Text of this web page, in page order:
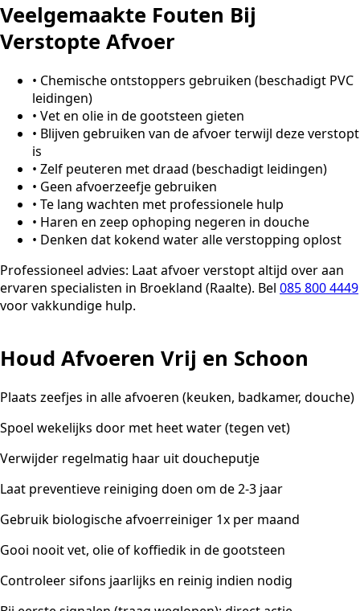
Veelgemaakte Fouten Bij
Verstopte Afvoer
• Chemische ontstoppers gebruiken (beschadigt PVC
leidingen)
• Vet en olie in de gootsteen gieten
• Blijven gebruiken van de afvoer terwijl deze verstopt
is
• Zelf peuteren met draad (beschadigt leidingen)
• Geen afvoerzeefje gebruiken
• Te lang wachten met professionele hulp
• Haren en zeep ophoping negeren in douche
• Denken dat kokend water alle verstopping oplost
Professioneel advies: Laat afvoer verstopt altijd over aan
ervaren specialisten in Broekland (Raalte). Bel 085 800 4449
voor vakkundige hulp.
Houd Afvoeren Vrij en Schoon
Plaats zeefjes in alle afvoeren (keuken, badkamer, douche)
Spoel wekelijks door met heet water (tegen vet)
Verwijder regelmatig haar uit doucheputje
Laat preventieve reiniging doen om de 2-3 jaar
Gebruik biologische afvoerreiniger 1x per maand
Gooi nooit vet, olie of koffiedik in de gootsteen
Controleer sifons jaarlijks en reinig indien nodig